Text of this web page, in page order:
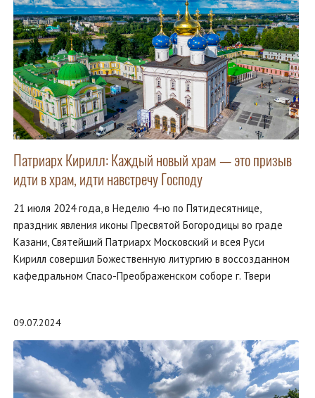
Патриарх Кирилл: Каждый новый храм — это призыв
идти в храм, идти навстречу Господу
21 июля 2024 года, в Неделю 4-ю по Пятидесятнице,
праздник явления иконы Пресвятой Богородицы во граде
Казани, Святейший Патриарх Московский и всея Руси
Кирилл совершил Божественную литургию в воссозданном
кафедральном Спасо-Преображенском соборе г. Твери
09.07.2024